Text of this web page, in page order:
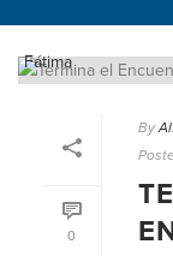
0
By